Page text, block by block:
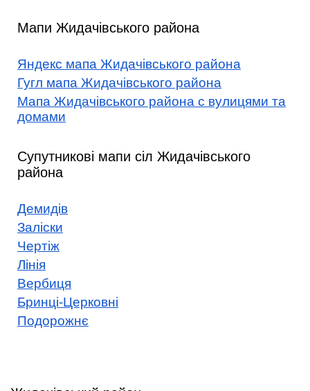
Мапи Жидачівського района
Яндекс мапа Жидачівського района
Гугл мапа Жидачівського района
Мапа Жидачівського района с вулицями та
домами
Супутникові мапи сіл Жидачівського
района
Демидів
Заліски
Чертіж
Лінія
Вербиця
Бринці-Церковні
Подорожнє